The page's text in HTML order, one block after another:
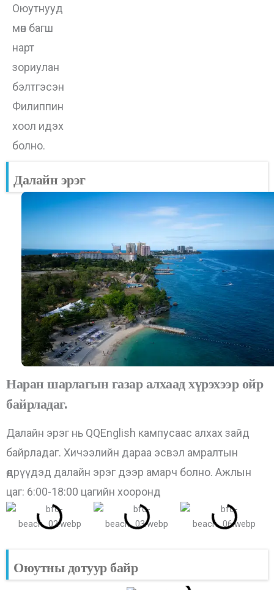
Оюутнууд
мөн багш
нарт
зориулан
бэлтгэсэн
Филиппин
хоол идэх
болно.
Далайн эрэг
Наран шарлагын газар алхаад хүрэхээр ойр
байрладаг.
Далайн эрэг нь QQEnglish кампусаас алхах зайд
байрладаг. Хичээлийн дараа эсвэл амралтын
өдрүүдэд далайн эрэг дээр амарч болно. Ажлын
цаг: 6:00-18:00 цагийн хооронд
Оюутны дотуур байр